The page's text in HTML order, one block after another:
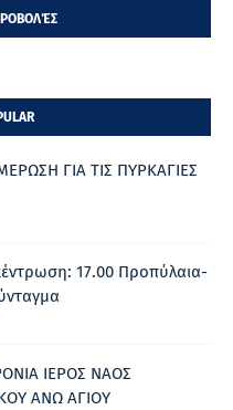
ΓΙΑ ΤΙΣ ΠΥΡΚΑΓΙΕΣ
17.00 Προπύλαια-
ΙΕΡΟΣ ΝΑΟΣ
ΑΝΩ ΑΓΙΟΥ